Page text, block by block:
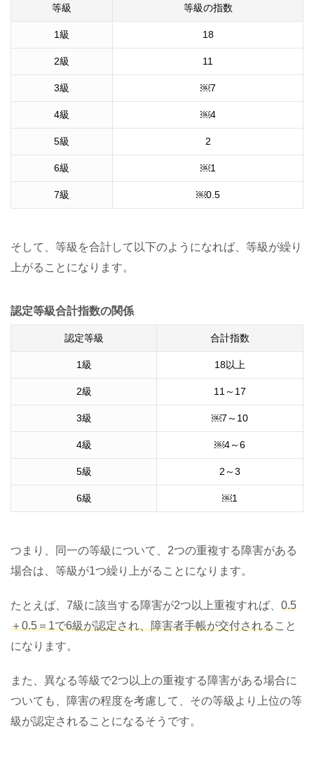
等級 等級の指数
1級 18
2級 11
3級 ￼7
4級 ￼4
5級 2
6級 ￼1
7級 ￼0.5
そして、等級を合計して以下のようになれば、等級が繰り
上がることになります。
認定等級合計指数の関係
認定等級 合計指数
1級 18以上
2級 11 ～ 17
3級 ￼7 ～ 10
4級 ￼4～6
5級 2 ～3
6級 ￼1
つまり、同一の等級について、2つの重複する障害がある
場合は、等級が1つ繰り上がることになります。
たとえば、7級に該当する障害が2つ以上重複すれば、 0.5
＋0.5＝1で6級が認定され、障害者手帳が交付されること
になります。
また、異なる等級で2つ以上の重複する障害がある場合に
ついても、障害の程度を考慮して、その等級より上位の等
級が認定されることになるそうです。